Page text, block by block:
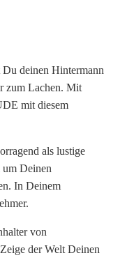
deinen Hintermann
zum Lachen. Mit
mit diesem
als lustige
um Deinen
In Deinem
von
der Welt Deinen